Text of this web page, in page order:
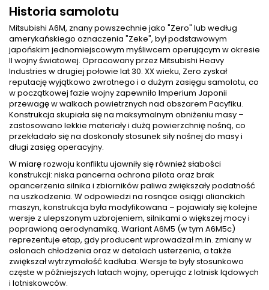
Historia samolotu
Mitsubishi A6M, znany powszechnie jako "Zero" lub według
amerykańskiego oznaczenia "Zeke", był podstawowym
japońskim jednomiejscowym myśliwcem operującym w okresie
II wojny światowej. Opracowany przez Mitsubishi Heavy
Industries w drugiej połowie lat 30. XX wieku, Zero zyskał
reputację wyjątkowo zwrotnego i o dużym zasięgu samolotu, co
w początkowej fazie wojny zapewniło Imperium Japonii
przewagę w walkach powietrznych nad obszarem Pacyfiku.
Konstrukcja skupiała się na maksymalnym obniżeniu masy –
zastosowano lekkie materiały i dużą powierzchnię nośną, co
przekładało się na doskonały stosunek siły nośnej do masy i
długi zasięg operacyjny.
W miarę rozwoju konfliktu ujawniły się również słabości
konstrukcji: niska pancerna ochrona pilota oraz brak
opancerzenia silnika i zbiorników paliwa zwiększały podatność
na uszkodzenia. W odpowiedzi na rosnące osiągi alianckich
maszyn, konstrukcja była modyfikowana – pojawiały się kolejne
wersje z ulepszonym uzbrojeniem, silnikami o większej mocy i
poprawioną aerodynamiką. Wariant A6M5 (w tym A6M5c)
reprezentuje etap, gdy producent wprowadzał m.in. zmiany w
osłonach chłodzenia oraz w detalach usterzenia, a także
zwiększał wytrzymałość kadłuba. Wersje te były stosunkowo
częste w późniejszych latach wojny, operując z lotnisk lądowych
i lotniskowców.